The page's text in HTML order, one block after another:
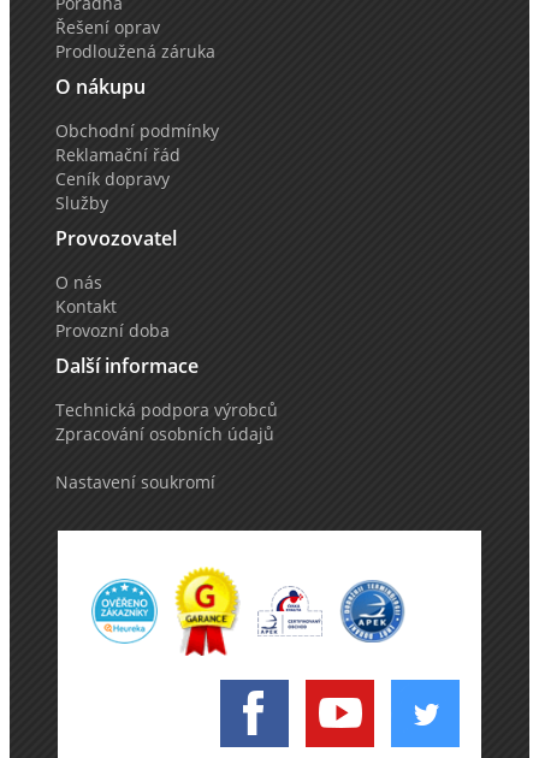
Řešení oprav
Prodloužená záruka
O nákupu
Obchodní podmínky
Reklamační řád
Ceník dopravy
Služby
Provozovatel
O nás
Kontakt
Provozní doba
Další informace
Technická podpora výrobců
Zpracování osobních údajů
Nastavení soukromí